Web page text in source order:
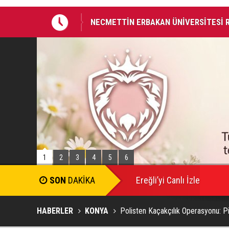
HAYIRLI OLSUN ZİYARETİ
BAŞKAN ALTAY: “BOSNA HERSEK
AKADEMİSİ İNŞA EDİYORUZ”
1 2 3 4 5 6
Ereğli’yi Canlı İzle
HABERLER KONYA Polisten Kaçakçılık Operasyonu: